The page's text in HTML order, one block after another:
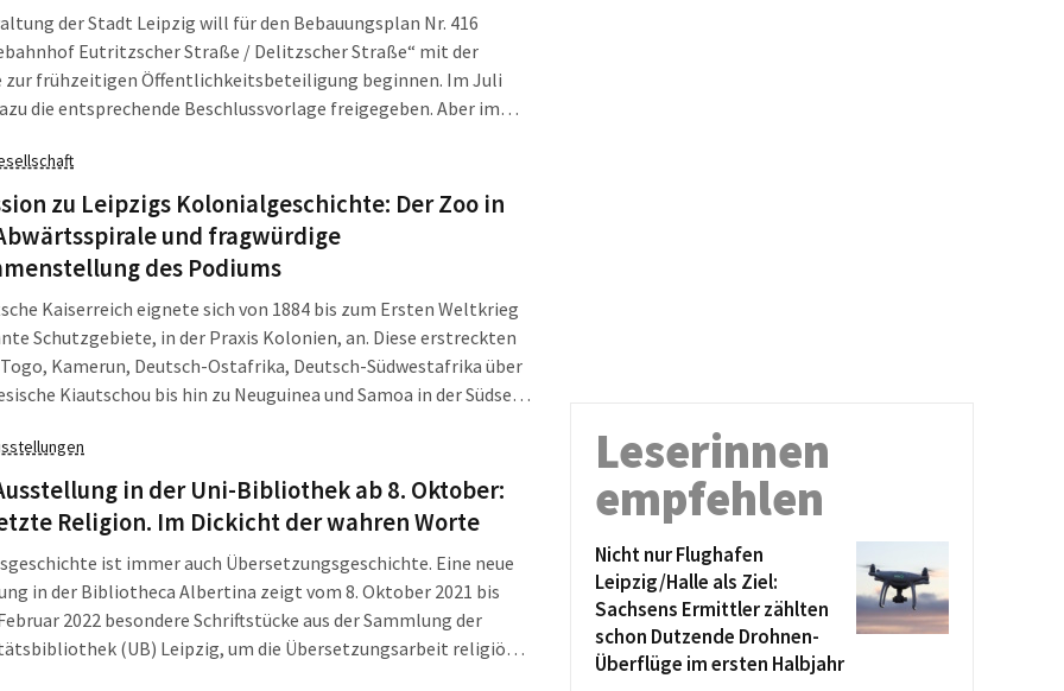
der Stadt Leipzig will für den Bebauungsplan Nr. 416
Eutritzscher Straße / Delitzscher Straße“ mit der
zur frühzeitigen Öffentlichkeitsbeteiligung beginnen. Im Juli
die entsprechende Beschlussvorlage freigegeben. Aber im
fehlen die Vorgaben zu Baukultur und Bauqualität.
zu Leipzigs Kolonialgeschichte: Der Zoo in
und fragwürdige
des Podiums
Kaiserreich eignete sich von 1884 bis zum Ersten Weltkrieg
Schutzgebiete, in der Praxis Kolonien, an. Diese erstreckten
Kamerun, Deutsch-Ostafrika, Deutsch-Südwestafrika über
Kiautschou bis hin zu Neuguinea und Samoa in der Südsee.
im GRASSI Museum für Völkerkunde bis hin zu Straßen, die
der Kolonialzeit benannt sind. Daher lud das
am 30. September zu einer öffentlichen
in der Aula der Volkshochschule ein.
in der Uni-Bibliothek ab 8. Oktober:
Religion. Im Dickicht der wahren Worte
ist immer auch Übersetzungsgeschichte. Eine neue
in der Bibliotheca Albertina zeigt vom 8. Oktober 2021 bis
2022 besondere Schriftstücke aus der Sammlung der
(UB) Leipzig, um die Übersetzungsarbeit religiöser
Leserinnen
empfehlen
Nicht nur Flughafen
Leipzig/Halle als Ziel:
Sachsens Ermittler zählten
schon Dutzende Drohnen-
Überflüge im ersten Halbjahr